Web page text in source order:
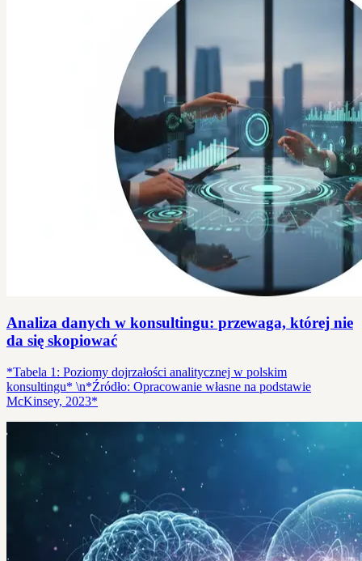
Analiza danych w konsultingu: przewaga, której nie
da się skopiować
*Tabela 1: Poziomy dojrzałości analitycznej w polskim
konsultingu* \n*Źródło: Opracowanie własne na podstawie
McKinsey, 2023*